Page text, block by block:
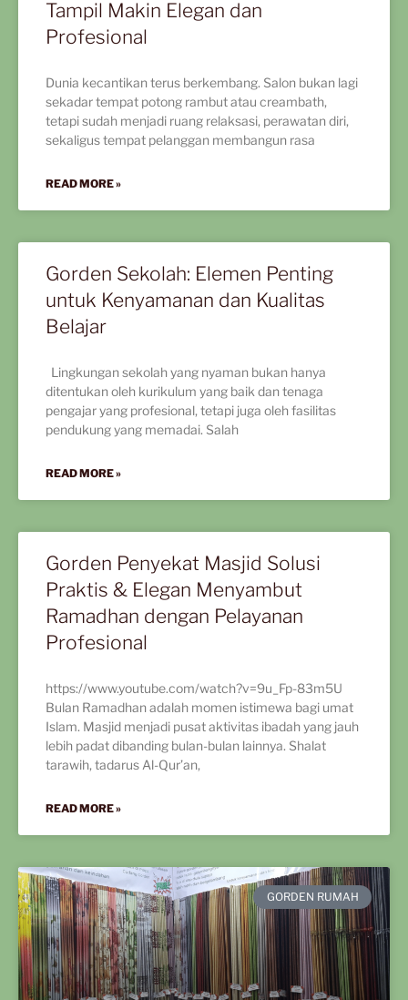
Tampil Makin Elegan dan
Profesional
Dunia kecantikan terus berkembang. Salon bukan lagi
sekadar tempat potong rambut atau creambath,
tetapi sudah menjadi ruang relaksasi, perawatan diri,
sekaligus tempat pelanggan membangun rasa
READ MORE »
Gorden Sekolah: Elemen Penting
untuk Kenyamanan dan Kualitas
Belajar
Lingkungan sekolah yang nyaman bukan hanya
ditentukan oleh kurikulum yang baik dan tenaga
pengajar yang profesional, tetapi juga oleh fasilitas
pendukung yang memadai. Salah
READ MORE »
Gorden Penyekat Masjid Solusi
Praktis & Elegan Menyambut
Ramadhan dengan Pelayanan
Profesional
https://www.youtube.com/watch?v=9u_Fp-83m5U
Bulan Ramadhan adalah momen istimewa bagi umat
Islam. Masjid menjadi pusat aktivitas ibadah yang jauh
lebih padat dibanding bulan-bulan lainnya. Shalat
tarawih, tadarus Al-Qur’an,
READ MORE »
GORDEN RUMAH